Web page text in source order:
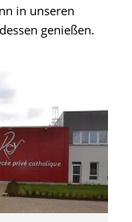
in unseren
genießen.